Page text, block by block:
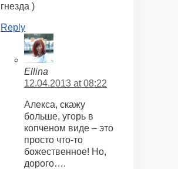
гнезда )
Reply
Ellina
12.04.2013 at 08:22
Алекса, скажу
больше, угорь в
копченом виде – это
просто что-то
божественное! Но,
дорого….